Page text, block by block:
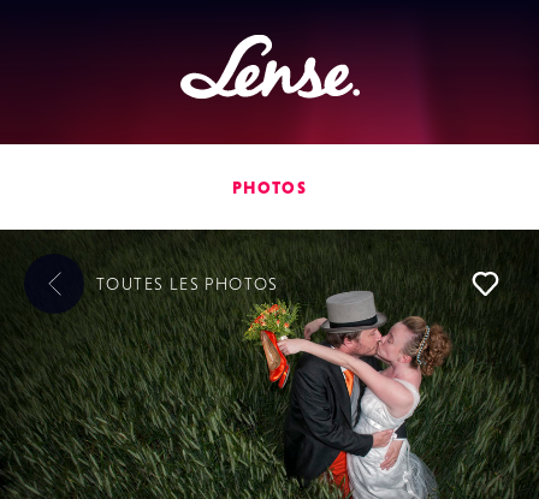
Lense
PHOTOS
TOUTES LES PHOTOS